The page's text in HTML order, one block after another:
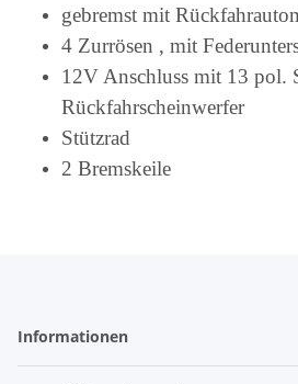
gebremst mit
4 Zurrösen , mit
12V Anschluss mit 13 pol.
Rückfahrscheinwerfer
Stützrad
2 Bremskeile
Informationen